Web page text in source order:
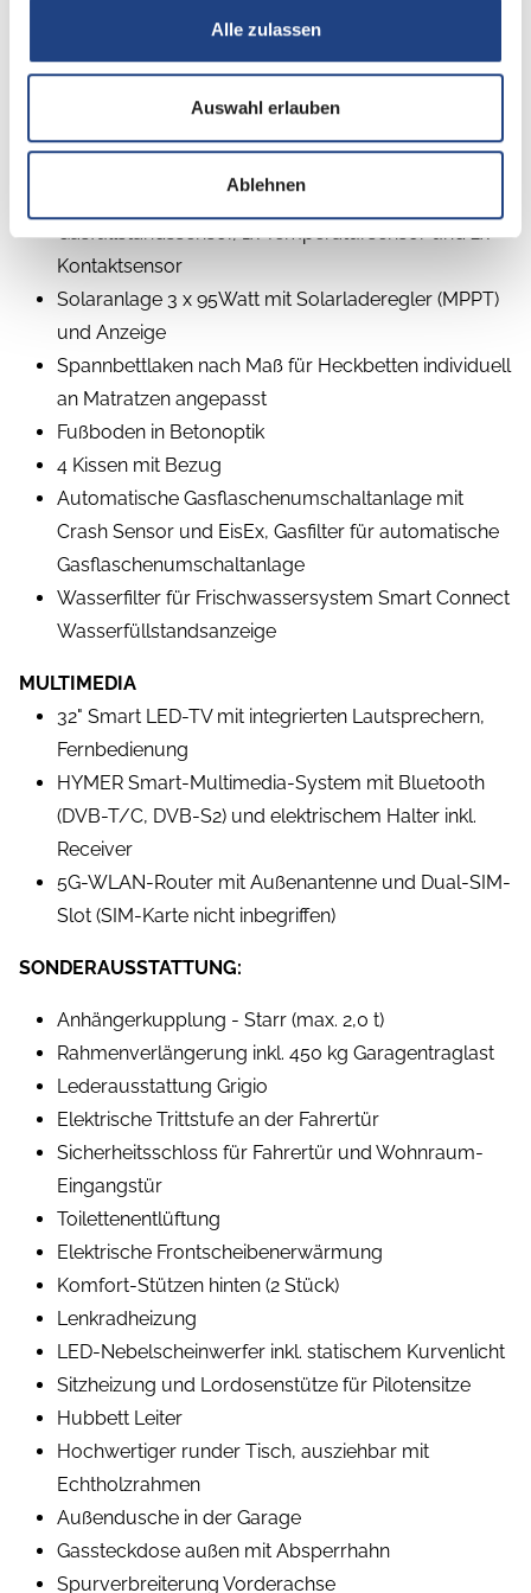
Alle zulassen
Auswahl erlauben
Ablehnen
Schublade und Einlegewanne als Stauraum in der
Sitzgruppe
Einlegeboden mit Holzoberfläche
HYMER Connect Sensoren-Paket inkl. 1x
Gasfüllstandssensor, 1x Temperatursensor und 2x
Kontaktsensor
Solaranlage 3 x 95Watt mit Solarladeregler (MPPT)
und Anzeige
Spannbettlaken nach Maß für Heckbetten individuell
an Matratzen angepasst
Fußboden in Betonoptik
4 Kissen mit Bezug
Automatische Gasflaschenumschaltanlage mit
Crash Sensor und EisEx, Gasfilter für automatische
Gasflaschenumschaltanlage
Wasserfilter für Frischwassersystem Smart Connect
Wasserfüllstandsanzeige
MULTIMEDIA
32" Smart LED-TV mit integrierten Lautsprechern,
Fernbedienung
HYMER Smart-Multimedia-System mit Bluetooth
(DVB-T/C, DVB-S2) und elektrischem Halter inkl.
Receiver
5G-WLAN-Router mit Außenantenne und Dual-SIM-
Slot (SIM-Karte nicht inbegriffen)
SONDERAUSSTATTUNG:
Anhängerkupplung - Starr (max. 2,0 t)
Rahmenverlängerung inkl. 450 kg Garagentraglast
Lederausstattung Grigio
Elektrische Trittstufe an der Fahrertür
Sicherheitsschloss für Fahrertür und Wohnraum-
Eingangstür
Toilettenentlüftung
Elektrische Frontscheibenerwärmung
Komfort-Stützen hinten (2 Stück)
Lenkradheizung
LED-Nebelscheinwerfer inkl. statischem Kurvenlicht
Sitzheizung und Lordosenstütze für Pilotensitze
Hubbett Leiter
Hochwertiger runder Tisch, ausziehbar mit
Echtholzrahmen
Außendusche in der Garage
Gassteckdose außen mit Absperrhahn
Spurverbreiterung Vorderachse